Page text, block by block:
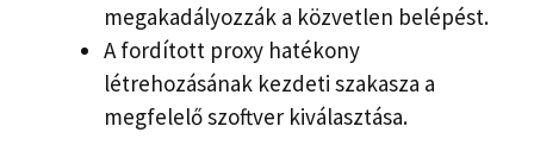
megakadályozzák a közvetlen belépést.
A fordított proxy hatékony
létrehozásának kezdeti szakasza a
megfelelő szoftver kiválasztása.